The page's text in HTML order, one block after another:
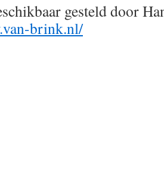
gesteld door
brink.nl/